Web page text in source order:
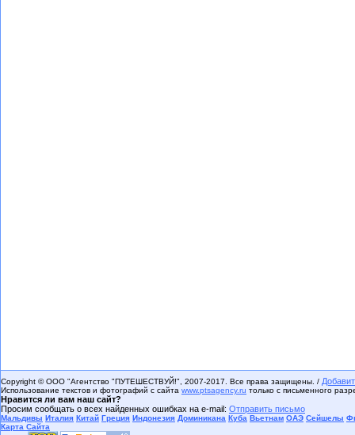
Copyright © ООО "Агентство "ПУТЕШЕСТВУЙ!", 2007-2017. Все права защищены. /
Использование текстов и фотографий с сайта www.ptsagency.ru только с письменного
Нравится ли вам наш сайт?
Просим сообщать о всех найденных ошибках на e-mail: Отправить письмо
Мальдивы Италия Китай Греция Индонезия Доминикана Куба Вьетнам ОАЭ Сейшелы
Карта Сайта